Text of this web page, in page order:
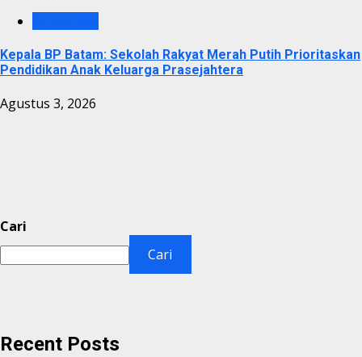
Kepala BP Batam: Sekolah Rakyat Merah Putih Prioritaskan
Pendidikan Anak Keluarga Prasejahtera
Agustus 3, 2026
Cari
Cari
Recent Posts